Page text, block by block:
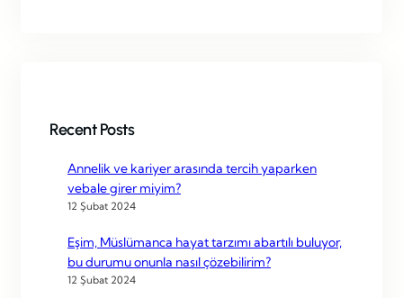
Recent Posts
Annelik ve kariyer arasında tercih yaparken
vebale girer miyim?
12 Şubat 2024
Eşim, Müslümanca hayat tarzımı abartılı buluyor,
bu durumu onunla nasıl çözebilirim?
12 Şubat 2024